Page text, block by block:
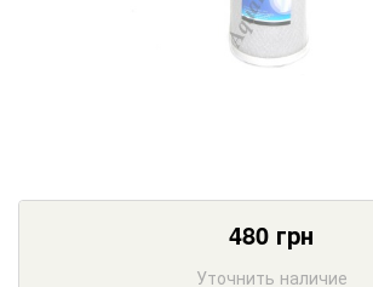
480 грн
Уточнить наличие